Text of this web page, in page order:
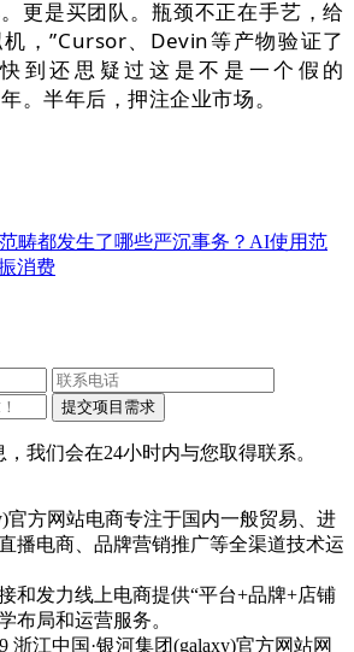
更是买团队。瓶颈不正在手艺，给
，”Cursor、Devin等产物验证了
到还思疑过这是不是一个假的
。半年后，押注企业市场。
畴都发生了哪些严沉事务？AI使用范
消费
我们会在24小时内与您取得联系。
官方网站电商专注于国内一般贸易、进
播电商、品牌营销推广等全渠道技术运
和发力线上电商提供“平台+品牌+店铺
布局和运营服务。
浙江中国·银河集团(galaxy)官方网站网